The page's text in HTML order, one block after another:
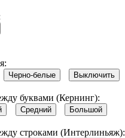
Черно-белые Выключить
буквами (Кернинг):
Средний Большой
строками (Интерлиньяж):